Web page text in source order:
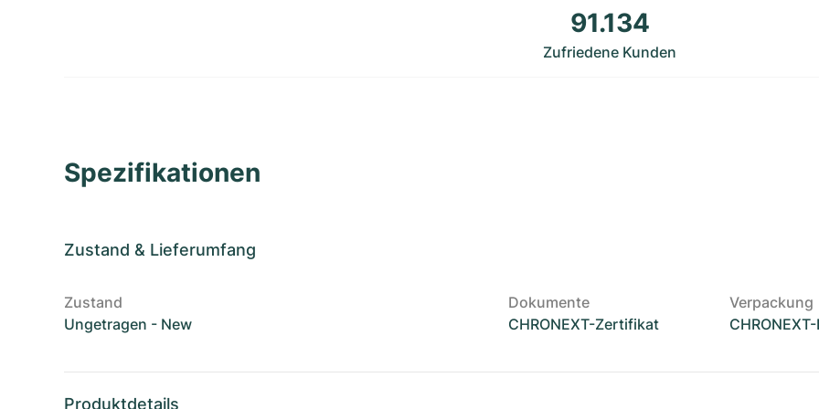
91.134
Zufriedene Kunden
Spezifikationen
Zustand & Lieferumfang
Zustand
Ungetragen - New
Dokumente
CHRONEXT-Zertifikat
Verpackung
Produktdetails